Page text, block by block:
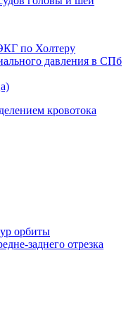
по Холтеру
давления в СПб
кровотока
орбиты
заднего отрезка